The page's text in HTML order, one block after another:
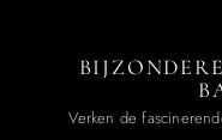
Verken de